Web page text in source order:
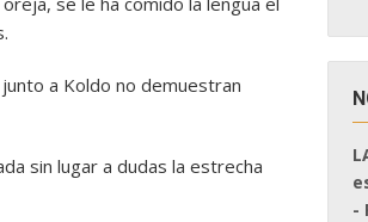
junto a Koldo no demuestran
sin lugar a dudas la estrecha
-